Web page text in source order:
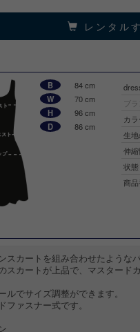
レンタル
B
84 cm
W
70 cm
H
96 cm
D
86 cm
ブ
カ
生
伸縮
状態
商
スカートを組み合わせたような
スカートが上品で、マスタード
ルでサイズ調整ができます。
ファスナー式です。